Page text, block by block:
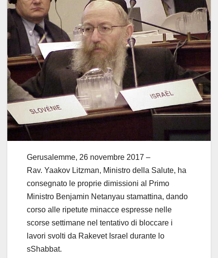
Gerusalemme, 26 novembre 2017 –
Rav. Yaakov Litzman, Ministro della Salute, ha
consegnato le proprie dimissioni al Primo
Ministro Benjamin Netanyau stamattina, dando
corso alle ripetute minacce espresse nelle
scorse settimane nel tentativo di bloccare i
lavori svolti da Rakevet Israel durante lo
sShabbat.